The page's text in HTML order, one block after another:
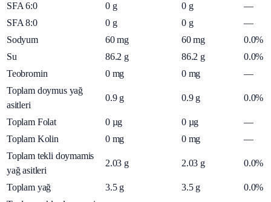
SFA 6:0
0 g 0 g
—
SFA 8:0
0 g 0 g
—
Sodyum
60 mg 60 mg
0.0%
Su
86.2 g 86.2 g
0.0%
Teobromin
0 mg 0 mg
—
Toplam doymus yağ
asitleri
0.9 g 0.9 g 0.0%
Toplam Folat 0 µg 0 µg
—
Toplam Kolin
0 mg 0 mg
—
Toplam tekli doymamis
yağ asitleri
2.03 g 2.03 g 0.0%
Toplam yağ 3.5 g 3.5 g
0.0%